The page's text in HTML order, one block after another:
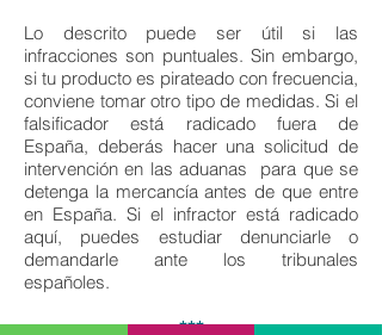
Lo descrito puede ser útil si las
infracciones son puntuales. Sin embargo,
si tu producto es pirateado con frecuencia,
conviene tomar otro tipo de medidas. Si el
falsificador está radicado fuera de
España, deberás hacer una solicitud de
intervención en las aduanas para que se
detenga la mercancía antes de que entre
en España. Si el infractor está radicado
aquí, puedes estudiar denunciarle o
demandarle ante los tribunales
españoles.
***